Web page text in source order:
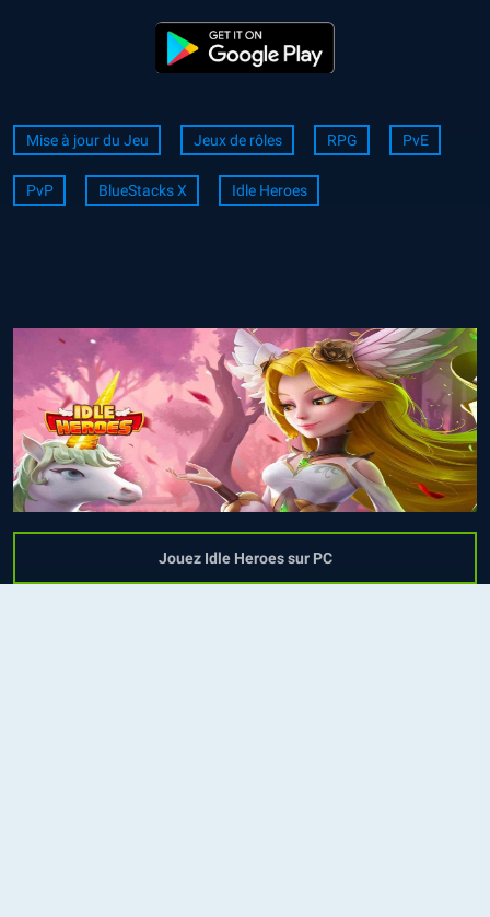
Mise à jour du Jeu Jeux de rôles RPG PvE
PvP BlueStacks X Idle Heroes
Jouez Idle Heroes sur PC